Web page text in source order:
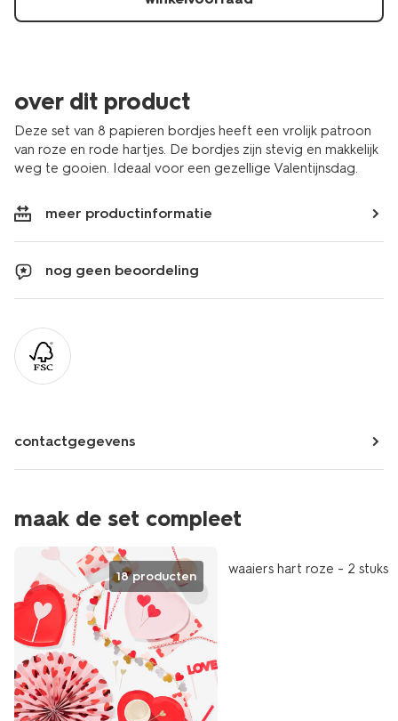
over dit product
Deze set van 8 papieren bordjes heeft een vrolijk patroon
van roze en rode hartjes. De bordjes zijn stevig en makkelijk
weg te gooien. Ideaal voor een gezellige Valentijnsdag.
meer productinformatie
nog geen beoordeling
contactgegevens
maak de set compleet
18 producten waaiers hart roze - 2 stuks